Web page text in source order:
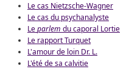
Le cas Nietzsche-Wagner
Le cas du psychanalyste
Leparlem du caporal Lortie
Le rapport Turquet
L'amour de loin Dr. L.
L'été de sa calvitie